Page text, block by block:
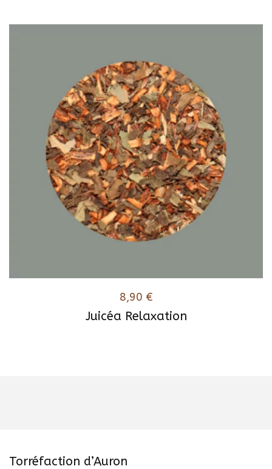
Juicéa Relaxation
8,90 €
Torréfaction d’Auron